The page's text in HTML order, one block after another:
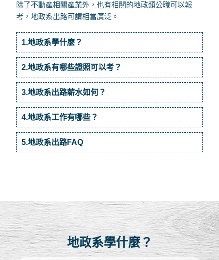
除了不動產相關產業外，也有相關的地政類公職可以報
考，地政系出路可謂相當廣泛。
1.地政系學什麼？
2.地政系有哪些證照可以考？
3.地政系出路薪水如何？
4.地政系工作有哪些？
5.地政系出路FAQ
地政系學什麼？